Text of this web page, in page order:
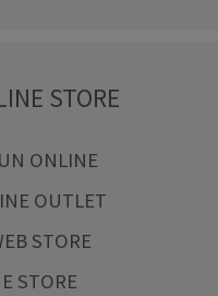
STORE
ONLINE
OUTLET
STORE
STORE